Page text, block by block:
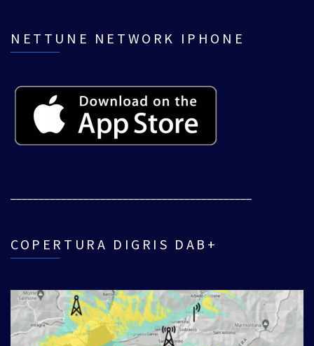
NETTUNE NETWORK IPHONE
COPERTURA DIGRIS DAB+